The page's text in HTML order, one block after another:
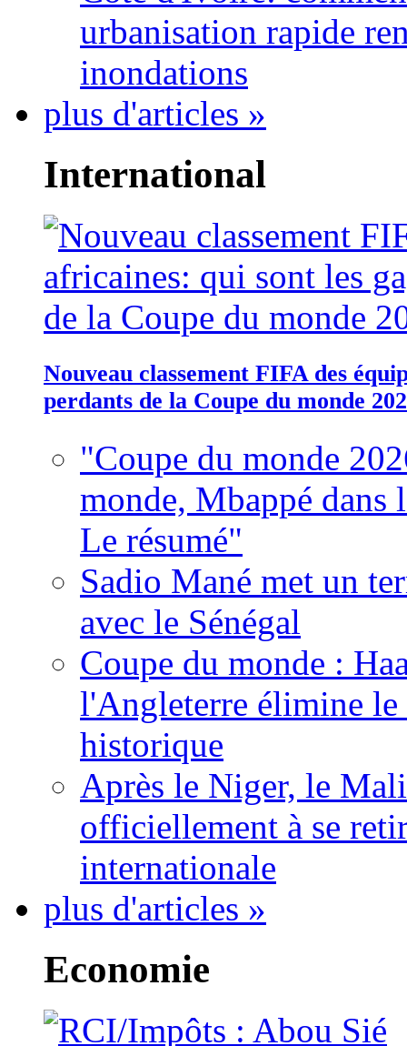
urbanisation rapide
inondations
plus d'articles »
International
Nouveau classement FIFA des
perdants de la Coupe du monde
"Coupe du monde
monde, Mbappé dans
Le résumé"
Sadio Mané met un
avec le Sénégal
Coupe du monde :
l'Angleterre élimine
historique
Après le Niger, le
officiellement à se
internationale
plus d'articles »
Economie